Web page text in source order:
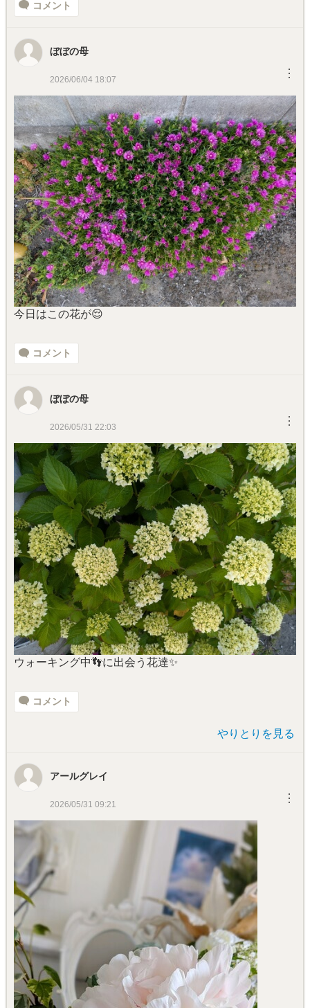
コメント
ぼぼの母
2026/06/04 18:07 ︙
今日はこの花が😌
コメント
ぼぼの母
2026/05/31 22:03 ︙
ウォーキング中👣に出会う花達✨
コメント
やりとりを見る
アールグレイ
2026/05/31 09:21 ︙